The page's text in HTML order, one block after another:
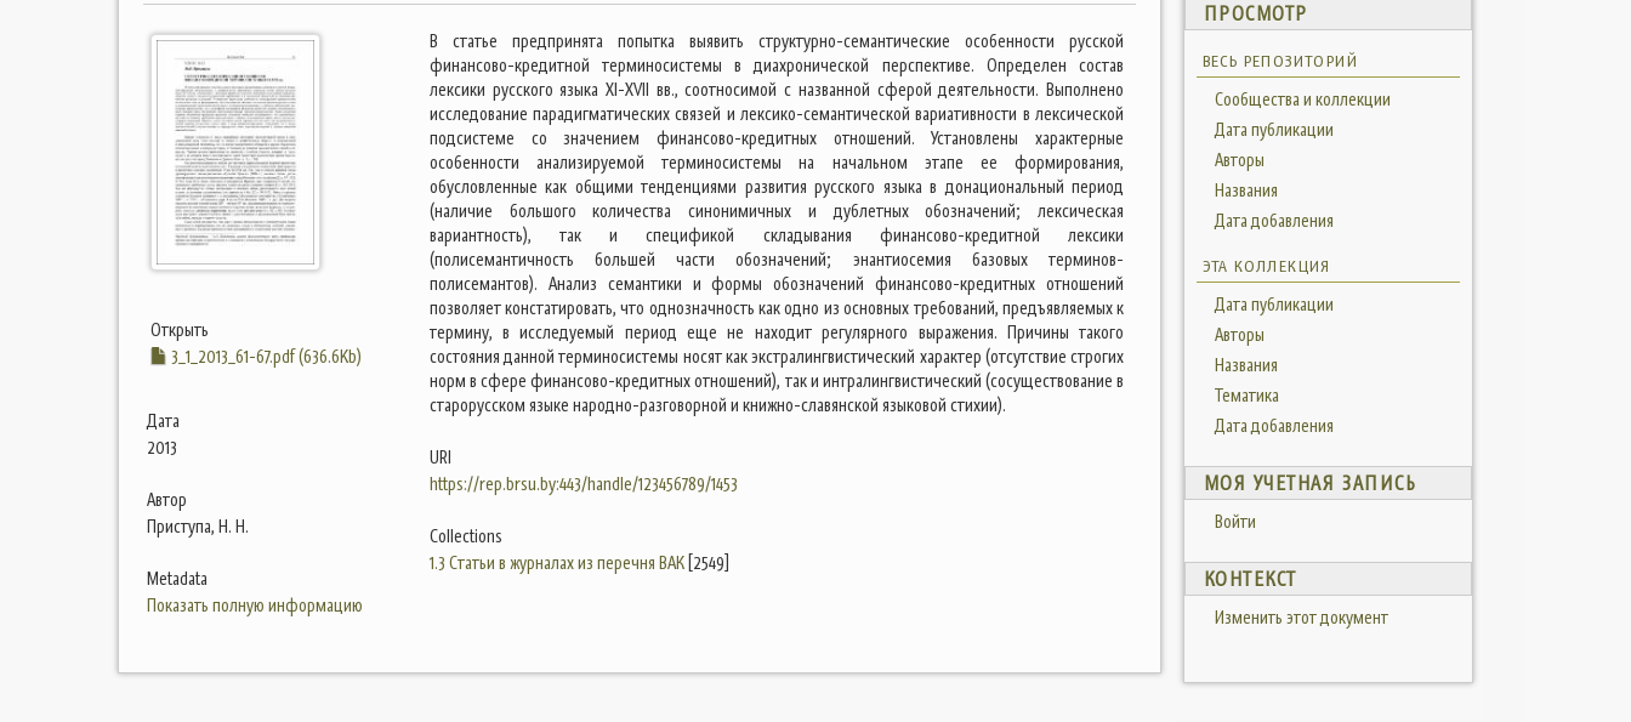
Открыть
3_1_2013_61-67.pdf (636.6Kb)
Дата
2013
Автор
Приступа, Н. Н.
Metadata
Показать полную информацию
В статье предпринята попытка выявить структурно-семантические особенности русской
финансово-кредитной терминосистемы в диахронической перспективе. Определен состав
лексики русского языка XI-XVII вв., соотносимой с названной сферой деятельности. Выполнено
исследование парадигматических связей и лексико-семантической вариативности в лексической
подсистеме со значением финансово-кредитных отношений. Установлены характерные
особенности анализируемой терминосистемы на начальном этапе ее формирования,
обусловленные как общими тенденциями развития русского языка в донациональный период
(наличие большого количества синонимичных и дублетных обозначений; лексическая
вариантность), так и спецификой складывания финансово-кредитной лексики
(полисемантичность большей части обозначений; энантиосемия базовых терминов-
полисемантов). Анализ семантики и формы обозначений финансово-кредитных отношений
позволяет констатировать, что однозначность как одно из основных требований, предъявляемых к
термину, в исследуемый период еще не находит регулярного выражения. Причины такого
состояния данной терминосистемы носят как экстралингвистический характер (отсутствие строгих
норм в сфере финансово-кредитных отношений), так и интралингвистический (сосуществование в
старорусском языке народно-разговорной и книжно-славянской языковой стихии).
URI
https://rep.brsu.by:443/handle/123456789/1453
Collections
1.3 Статьи в журналах из перечня ВАК[2549]
ПРОСМОТР
ВЕСЬ РЕПОЗИТОРИЙ
Сообщества и коллекции
Дата публикации
Авторы
Названия
Дата добавления
ЭТА КОЛЛЕКЦИЯ
Дата публикации
Авторы
Названия
Тематика
Дата добавления
МОЯ УЧЕТНАЯ ЗАПИСЬ
Войти
КОНТЕКСТ
Изменить этот документ